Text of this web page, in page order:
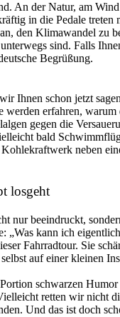
An der Natur, am
in die Pedale
den Klimawandel zu
sind. Falls
Begrüßung.
Ihnen schon jetzt
werden erfahren,
gegen die
bald
neben
losgeht
nur beeindruckt,
„Was kann ich
Fahrradtour. Sie
auf einer kleinen
schwarzen
retten wir nicht
Und das ist doch